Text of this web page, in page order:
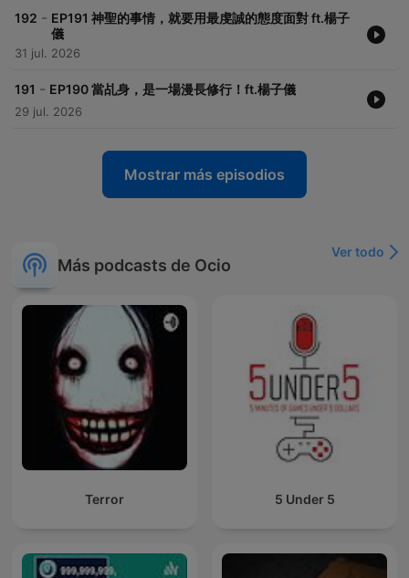
192 - EP191 神聖的事情，就要用最虔誠的態度面對 ft.楊子
儀
31 jul. 2026
191 - EP190 當乩身，是一場漫長修行！ft.楊子儀
29 jul. 2026
Mostrar más episodios
Más podcasts de Ocio
Ver todo
Terror 5 Under 5